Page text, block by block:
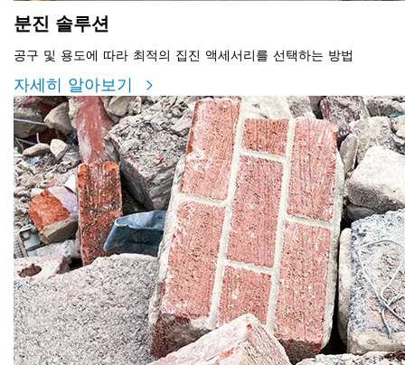
분진 솔루션
공구 및 용도에 따라 최적의 집진 액세서리를 선택하는 방법
자세히 알아보기